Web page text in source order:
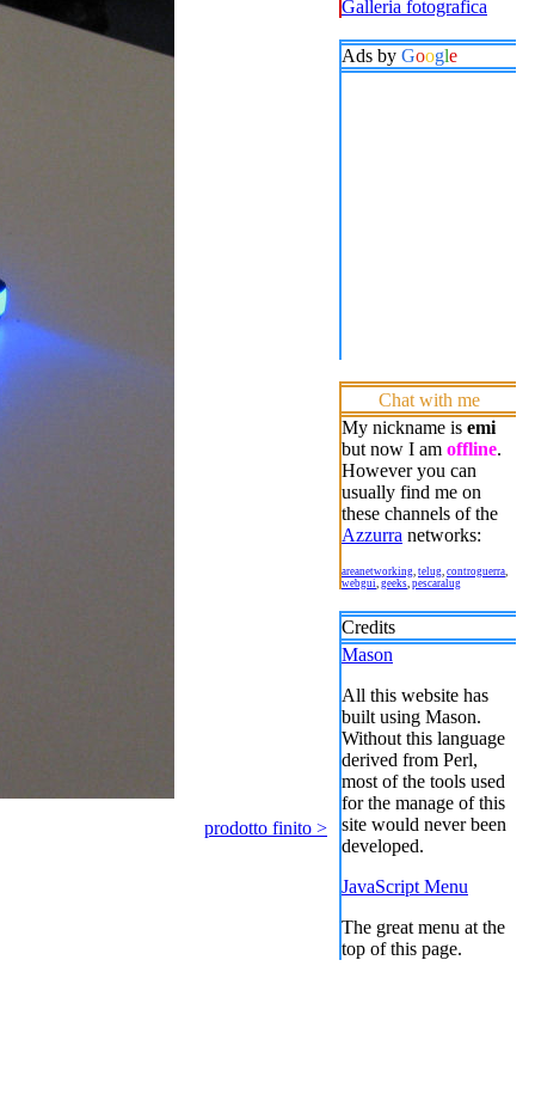
prodotto finito >
Galleria fotografica
Ads by Google
Chat with me
My nickname is emi
but now I am offline.
However you can
usually find me on
these channels of the
Azzurra networks:
areanetworking, telug, controguerra,
webgui, geeks, pescaralug
Credits
Mason
All this website has
built using Mason.
Without this language
derived from Perl,
most of the tools used
for the manage of this
site would never been
developed.
JavaScript Menu
The great menu at the
top of this page.